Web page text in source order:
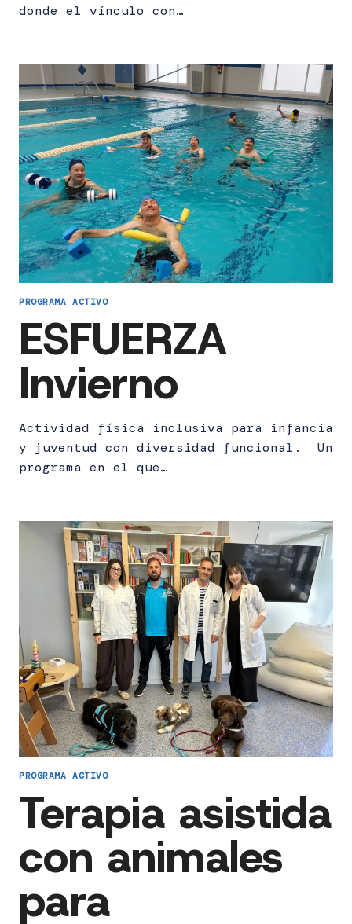
donde el vínculo con…
PROGRAMA ACTIVO
ESFUERZA
Invierno
Actividad física inclusiva para infancia
y juventud con diversidad funcional. Un
programa en el que…
PROGRAMA ACTIVO
Terapia asistida
con animales
para